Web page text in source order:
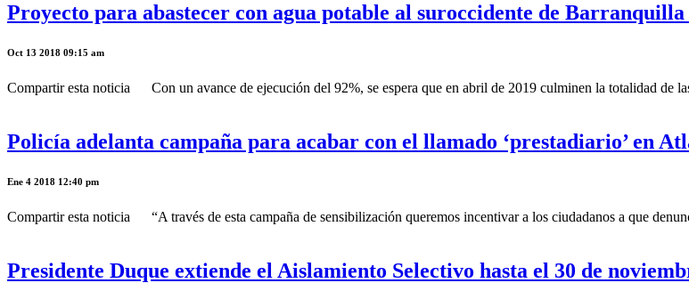
Proyecto para abastecer con agua potable al suroccidente de
Oct 13 2018 09:15 am
Compartir esta noticia Con un avance de ejecución del 92%, se espera que en abril de 2019 culminen la totalidad de
Policía adelanta campaña para acabar con el llamado ‘prestadiario’ en
Ene 4 2018 12:40 pm
Compartir esta noticia “A través de esta campaña de sensibilización queremos incentivar a los ciudadanos a que
Presidente Duque extiende el Aislamiento Selectivo hasta el 30 de